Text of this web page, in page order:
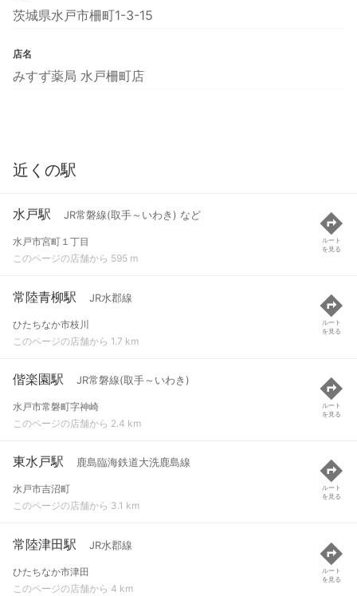
茨城県水戸市柵町1-3-15
店名
みすず薬局 水戸柵町店
近くの駅
水戸駅 JR常磐線(取手～いわき) など
水戸市宮町１丁目
このページの店舗から 595 m
ルート
を見る
常陸青柳駅 JR水郡線
ひたちなか市枝川
このページの店舗から 1.7 km
ルート
を見る
偕楽園駅 JR常磐線(取手～いわき)
水戸市常磐町字神崎
このページの店舗から 2.4 km
ルート
を見る
東水戸駅 鹿島臨海鉄道大洗鹿島線
水戸市吉沼町
このページの店舗から 3.1 km
ルート
を見る
常陸津田駅 JR水郡線
ひたちなか市津田
このページの店舗から 4 km
ルート
を見る